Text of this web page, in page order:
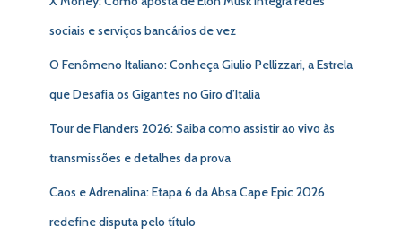
sociais e serviços bancários de vez
O Fenômeno Italiano: Conheça Giulio Pellizzari, a Estrela
que Desafia os Gigantes no Giro d’Italia
Tour de Flanders 2026: Saiba como assistir ao vivo às
transmissões e detalhes da prova
Caos e Adrenalina: Etapa 6 da Absa Cape Epic 2026
redefine disputa pelo título